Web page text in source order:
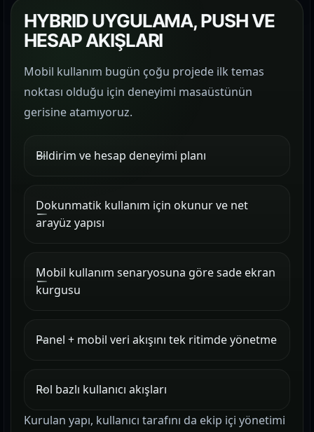
HYBRID UYGULAMA, PUSH VE
HESAP AKIŞLARI
Mobil kullanım bugün çoğu projede ilk temas
noktası olduğu için deneyimi masaüstünün
gerisine atamıyoruz.
Bildirim ve hesap deneyimi planı
Dokunmatik kullanım için okunur ve net
arayüz yapısı
Mobil kullanım senaryosuna göre sade ekran
kurgusu
Panel + mobil veri akışını tek ritimde yönetme
Rol bazlı kullanıcı akışları
Kurulan yapı, kullanıcı tarafını da ekip içi yönetimi